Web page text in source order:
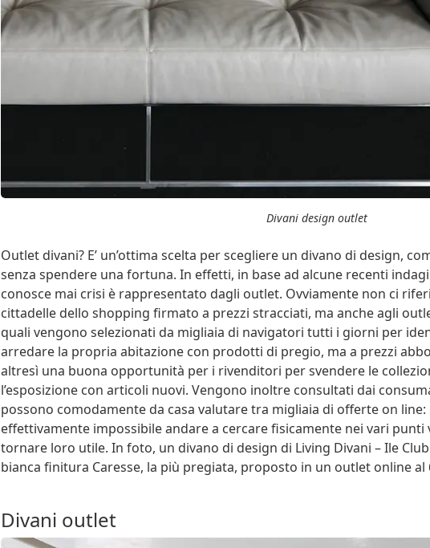
Divani design outlet
Outlet divani? E’ un’ottima scelta per scegliere un divano di design,
senza spendere una fortuna. In effetti, in base ad alcune recenti
conosce mai crisi è rappresentato dagli outlet. Ovviamente non ci
cittadelle dello shopping firmato a prezzi stracciati, ma anche agli
quali vengono selezionati da migliaia di navigatori tutti i giorni per
arredare la propria abitazione con prodotti di pregio, ma a prezzi
altresì una buona opportunità per i rivenditori per svendere le
l’esposizione con articoli nuovi. Vengono inoltre consultati dai
possono comodamente da casa valutare tra migliaia di offerte on
effettivamente impossibile andare a cercare fisicamente nei vari
tornare loro utile. In foto, un divano di design di Living Divani – Ile
bianca finitura Caresse, la più pregiata, proposto in un outlet online al
Divani outlet